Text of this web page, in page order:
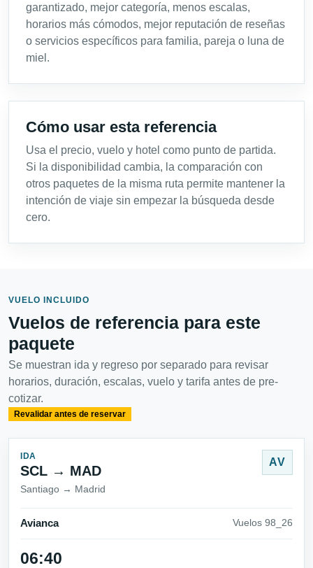
garantizado, mejor categoría, menos escalas,
horarios más cómodos, mejor reputación de reseñas
o servicios específicos para familia, pareja o luna de
miel.
Cómo usar esta referencia
Usa el precio, vuelo y hotel como punto de partida.
Si la disponibilidad cambia, la comparación con
otros paquetes de la misma ruta permite mantener la
intención de viaje sin empezar la búsqueda desde
cero.
VUELO INCLUIDO
Vuelos de referencia para este
paquete
Se muestran ida y regreso por separado para revisar
horarios, duración, escalas, vuelo y tarifa antes de pre-
cotizar.
Revalidar antes de reservar
IDA
SCL → MAD
Santiago → Madrid
AV
Avianca Vuelos 98_26
06:40